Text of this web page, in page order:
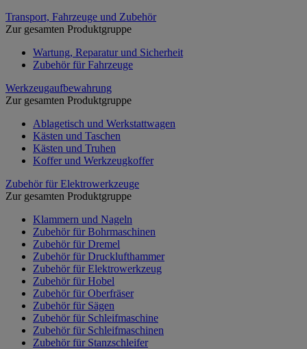
Transport, Fahrzeuge und Zubehör
Zur gesamten Produktgruppe
Wartung, Reparatur und Sicherheit
Zubehör für Fahrzeuge
Werkzeugaufbewahrung
Zur gesamten Produktgruppe
Ablagetisch und Werkstattwagen
Kästen und Taschen
Kästen und Truhen
Koffer und Werkzeugkoffer
Zubehör für Elektrowerkzeuge
Zur gesamten Produktgruppe
Klammern und Nageln
Zubehör für Bohrmaschinen
Zubehör für Dremel
Zubehör für Drucklufthammer
Zubehör für Elektrowerkzeug
Zubehör für Hobel
Zubehör für Oberfräser
Zubehör für Sägen
Zubehör für Schleifmaschine
Zubehör für Schleifmaschinen
Zubehör für Stanzschleifer